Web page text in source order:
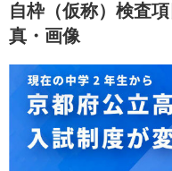
自枠（仮称）検査
真・画像